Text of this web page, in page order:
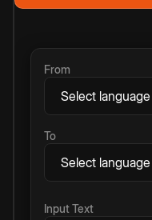
From
To
Input Text